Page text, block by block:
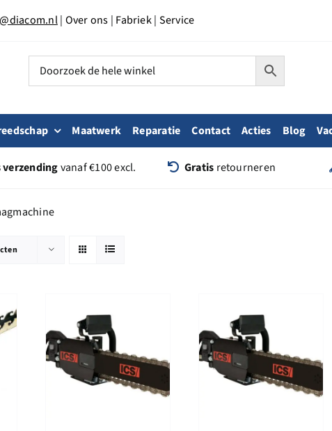
| Over ons | Fabriek| Service
Maatwerk Reparatie Contact Acties Blog
verzendingvanaf €100 excl. Gratis retourneren